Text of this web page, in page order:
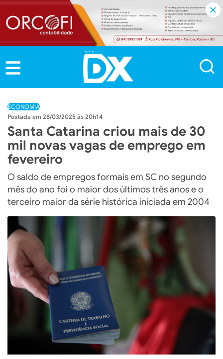
ECONOMIA
28/03/2025 às 20h14
Santa Catarina criou mais de 30
mil novas vagas de emprego em
fevereiro
O saldo de empregos formais em SC no segundo
mês do ano foi o maior dos últimos três anos e o
terceiro maior da série histórica iniciada em 2004